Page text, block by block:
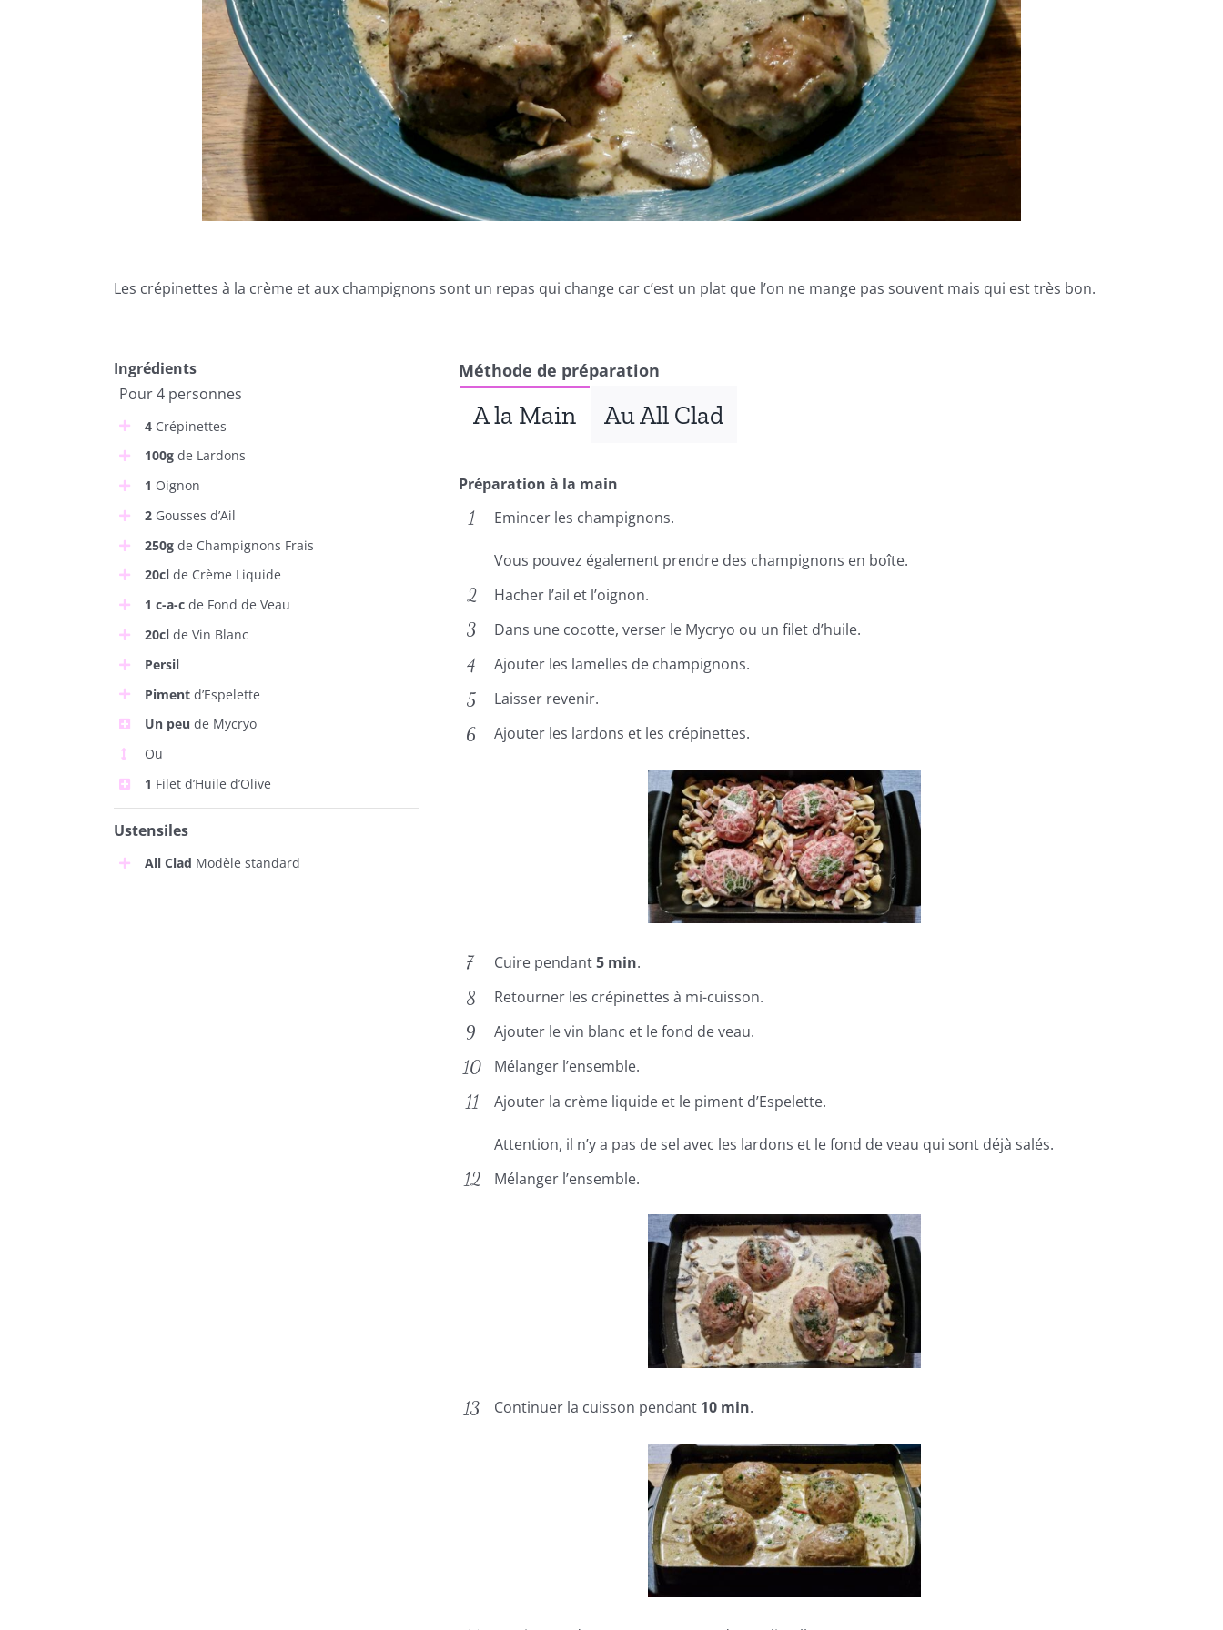
Les crépinettes à la crème et aux champignons sont un repas qui change car c’est un plat que l’on ne mange pas souvent mais qui est très bon.
Ingrédients
Pour 4 personnes
4Crépinettes
100gde Lardons
1 Oignon
2Gousses d’Ail
250gde Champignons Frais
20clde Crème Liquide
1 c-a-cde Fond de Veau
20clde Vin Blanc
Persil
Pimentd’Espelette
Un peu de Mycryo
Ou
1 Filet d’Huile d’Olive
Ustensiles
All Clad Modèle standard
Méthode de préparation
A la Main Au All Clad
Préparation à la main
Emincer les champignons.
Vous pouvez également prendre des champignons en boîte.
Hacher l’ail et l’oignon.
Dans une cocotte, verser le Mycryo ou un filet d’huile.
Ajouter les lamelles de champignons.
Laisser revenir.
Ajouter les lardons et les crépinettes.
Cuire pendant5 min.
Retourner les crépinettes à mi-cuisson.
Ajouter le vin blanc et le fond de veau.
Mélanger l’ensemble.
Ajouter la crème liquide et le piment d’Espelette.
Attention, il n’y a pas de sel avec les lardons et le fond de veau qui sont déjà salés.
Mélanger l’ensemble.
Continuer la cuisson pendant 10 min.